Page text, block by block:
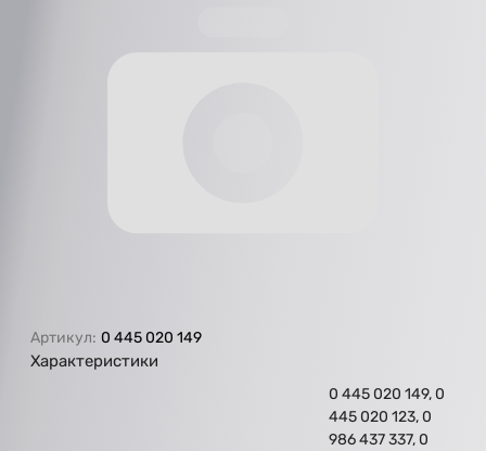
Артикул: 0 445 020 149
Характеристики
0 445 020 149, 0
445 020 123, 0
986 437 337, 0